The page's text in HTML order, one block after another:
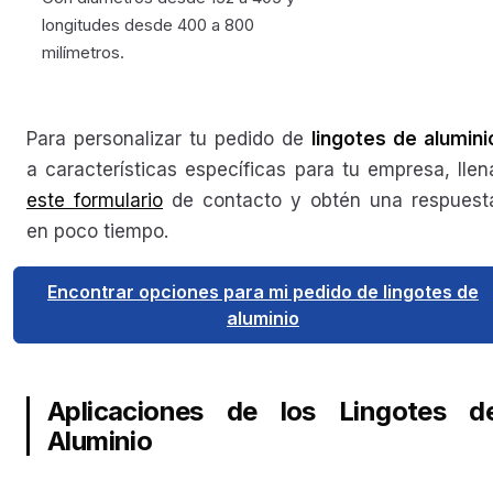
longitudes desde 400 a 800
milímetros.
Para personalizar tu pedido de
lingotes de
a características específicas para tu empresa,
este formulario de contacto y obtén una
en poco tiempo.
Encontrar opciones para mi pedido de lingotes de
aluminio
Aplicaciones de los Lingotes
Aluminio